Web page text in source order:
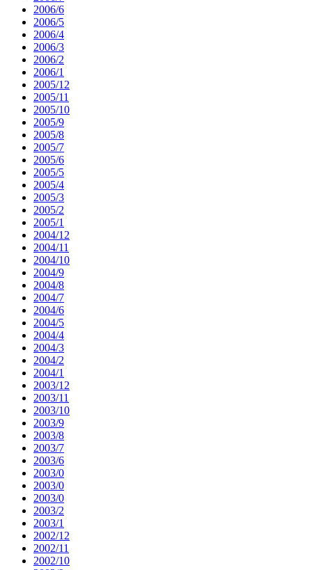
2006/6
2006/5
2006/4
2006/3
2006/2
2006/1
2005/12
2005/11
2005/10
2005/9
2005/8
2005/7
2005/6
2005/5
2005/4
2005/3
2005/2
2005/1
2004/12
2004/11
2004/10
2004/9
2004/8
2004/7
2004/6
2004/5
2004/4
2004/3
2004/2
2004/1
2003/12
2003/11
2003/10
2003/9
2003/8
2003/7
2003/6
2003/0
2003/0
2003/0
2003/2
2003/1
2002/12
2002/11
2002/10